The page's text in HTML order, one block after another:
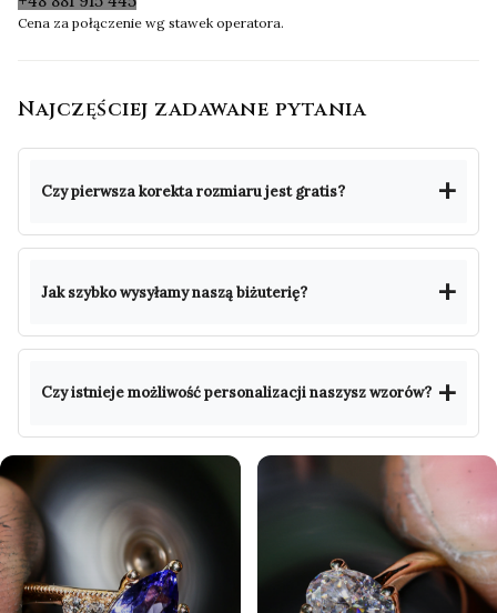
Cena za połączenie wg stawek operatora.
Najczęściej zadawane pytania
Czy pierwsza korekta rozmiaru jest gratis?
Jak szybko wysyłamy naszą biżuterię?
Czy istnieje możliwość personalizacji naszysz wzorów?